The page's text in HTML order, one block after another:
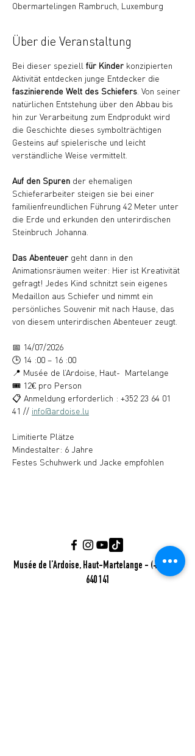
Obermartelingen Rambruch, Luxemburg
Über die Veranstaltung
Bei dieser speziell für Kinder konzipierten
Aktivität entdecken junge Entdecker die
faszinierende Welt des Schiefers . Von seiner
natürlichen Entstehung über den Abbau bis
hin zur Verarbeitung zum Endprodukt wird
die Geschichte dieses symbolträchtigen
Gesteins auf spielerische und leicht
verständliche Weise vermittelt.
Auf den Spuren der ehemaligen
Schieferarbeiter steigen sie bei einer
familienfreundlichen Führung 42 Meter unter
die Erde und erkunden den unterirdischen
Steinbruch Johanna.
Das Abenteuer geht dann in den
Animationsräumen weiter: Hier ist Kreativität
gefragt! Jedes Kind schnitzt sein eigenes
Medaillon aus Schiefer und nimmt ein
persönliches Souvenir mit nach Hause, das
von diesem unterirdischen Abenteuer zeugt.
📅 14/07/2026
🕒 14 :00 – 16 :00
📍 Musée de l’Ardoise, Haut-  Martelange
🎟️ 12€ pro Person
📋 Anmeldung erforderlich : +352 23 64 01
41 // info@ardoise.lu
Limitierte Plätze
Mindestalter: 6 Jahre
Festes Schuhwerk und Jacke empfohlen
Musée de l’Ardoise, Haut-Martelange - (+352) 23
640 141